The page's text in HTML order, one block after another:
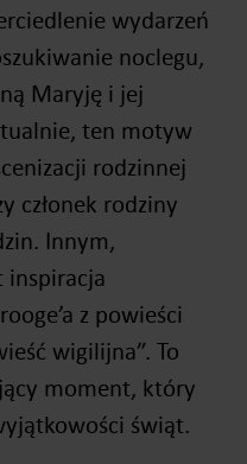
wydarzeń
noclegu,
Maryję i jej
ten motyw
rodzinnej
członek rodziny
Innym,
z powieści
wigilijna”. To
moment, który
świąt.